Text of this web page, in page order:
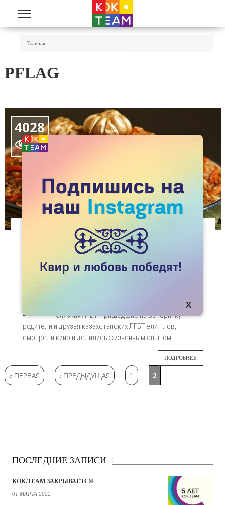
Перейти к основному содержанию
Главная
PFLAG
4028

РАДУЖНЫЙ ПЛОВ ДЛЯ РОДИТЕЛЕЙ ЛГБТ-
ДЕТЕЙ
29
ones and Friends) для родителей, друзей и
близких ЛГБТ. Пришедшие на вечеринку
родители и друзья казахстанских ЛГБТ ели плов,
смотрели кино и делились жизненным опытом.
ПОДРОБНЕЕ
Страницы
« ПЕРВАЯ ‹ ПРЕДЫДУЩАЯ 1 2
ПОСЛЕДНИЕ ЗАПИСИ
KOK.TEAM ЗАКРЫВАЕТСЯ
01 МАРТА 2022